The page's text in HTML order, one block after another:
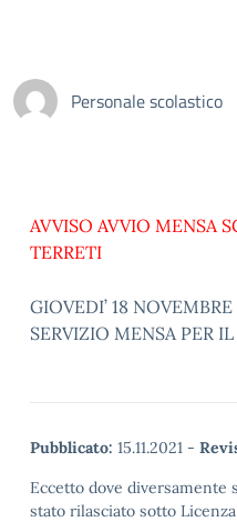
Personale scolastico
AVVISO AVVIO MENSA
TERRETI
GIOVEDI’ 18
SERVIZIO MENSA PER
Pubblicato: 15.11.2021 -
Eccetto dove diversamente
stato rilasciato sotto